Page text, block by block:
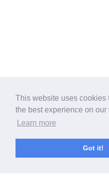
This website uses cookies
the best experience on our
Learn more
Got it!